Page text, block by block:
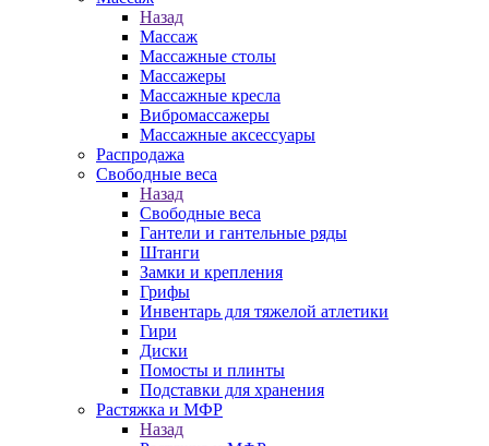
Назад
Массаж
Массажные столы
Массажеры
Массажные кресла
Вибромассажеры
Массажные аксессуары
Распродажа
Свободные веса
Назад
Свободные веса
Гантели и гантельные ряды
Штанги
Замки и крепления
Грифы
Инвентарь для тяжелой атлетики
Гири
Диски
Помосты и плинты
Подставки для хранения
Растяжка и МФР
Назад